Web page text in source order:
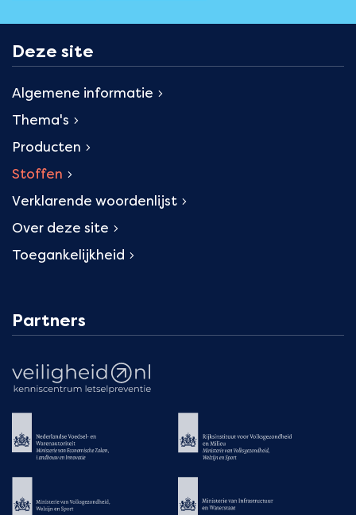
Deze site
Algemene informatie
Thema's
Producten
Stoffen
Verklarende woordenlijst
Over deze site
Toegankelijkheid
Partners